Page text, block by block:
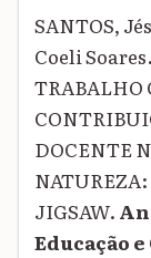
SANTOS,
Coeli
TRABALHO
DOCENTE
NATUREZA:
JIGSAW.
Educação